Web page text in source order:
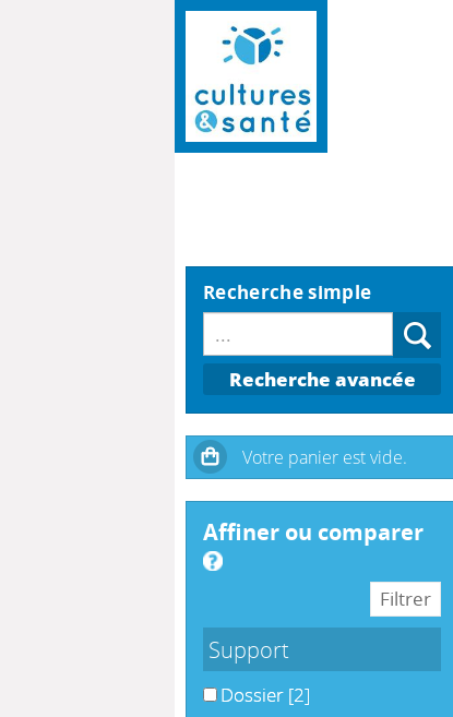
Recherche simple
Recherche avancée
affiner ou comparer
Support
Dossier [2]